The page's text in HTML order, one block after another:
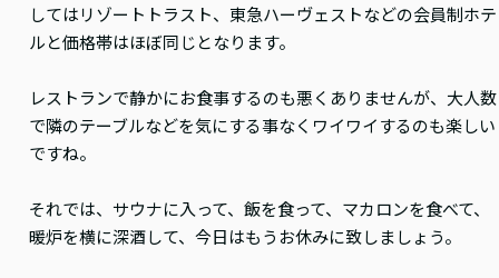
してはリゾートトラスト、東急ハーヴェストなどの会員制ホテ
ルと価格帯はほぼ同じとなります。
レストランで静かにお食事するのも悪くありませんが、大人数
で隣のテーブルなどを気にする事なくワイワイするのも楽しい
ですね。
それでは、サウナに入って、飯を食って、マカロンを食べて、
暖炉を横に深酒して、今日はもうお休みに致しましょう。